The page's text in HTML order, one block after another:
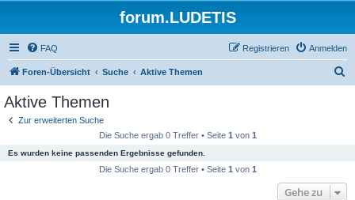
forum.LUDETIS
FAQ Anmelden
Registrieren
Foren-Übersicht Suche Aktive Themen
Aktive Themen
Zur erweiterten Suche
Die Suche ergab 0 Treffer • Seite 1 von 1
Es wurden keine passenden Ergebnisse gefunden.
Die Suche ergab 0 Treffer • Seite 1 von 1
Gehe zu